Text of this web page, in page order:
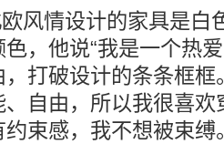
风情设计的家具是白
，他说“我是一个热
，打破设计的条条框
自由，所以我很喜
束感，我不想被束缚